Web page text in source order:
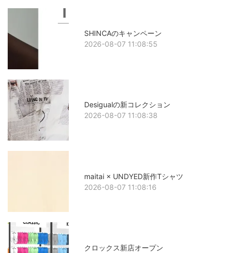
SHINCAのキャンペーン
2026-08-07 11:08:55
Desigualの新コレクション
2026-08-07 11:08:38
maitai × UNDYED新作Tシャツ
2026-08-07 11:08:16
クロックス新店オープン